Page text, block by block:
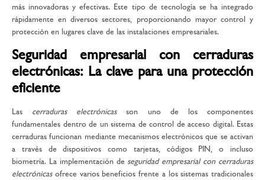
más innovadoras y efectivas. Este tipo de tecnología se ha integrado
rápidamente en diversos sectores, proporcionando mayor control y
protección en lugares clave de las instalaciones empresariales.
Seguridad empresarial con cerraduras
electrónicas: La clave para una protección
eficiente
Las cerraduras electrónicasson uno de los componentes
fundamentales dentro de un sistema de control de acceso digital. Estas
cerraduras funcionan mediante mecanismos electrónicos que se activan
a través de dispositivos como tarjetas, códigos PIN, o incluso
biometría. La implementación deseguridad empresarial con cerraduras
electrónicasofrece varios beneficios frente a los sistemas tradicionales